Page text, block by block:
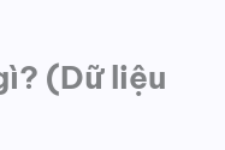
(Dữ liệu